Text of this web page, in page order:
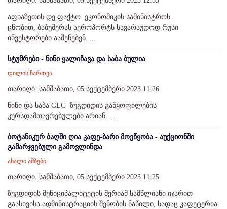
აფხაზეთის დე ფაქტო ეკონომიკის სამინისტროს
ცნობით, ბაბუშერას აეროპორტს სავარაუდოდ რუსი
ინვესტორები ააშენებენ. ...
სტუმრები - ნინი ყალიჩავა და საბა ბულია
დილის ჩართვა
თარიღი: სამშაბათი, 05 სექტემბერი 2023 11:26
ნინი და საბა GLC- ზუგდიდის განყოფილების
კურსდამთავრებულები არიან. ...
ბოტანიკურ ბაღში ღია კაფე-ბარი მოეწყობა - აუქციონში
გამარჯვებული გამოვლინდა
ახალი ამბები
თარიღი: სამშაბათი, 05 სექტემბერი 2023 11:25
ზუგდიდის მუნიციპალიტეტის მერიამ სამწლიანი იჯარით
გაასხვისა ადმინისტრაციის შენობის ნაწილი, სადაც კაფეტერია